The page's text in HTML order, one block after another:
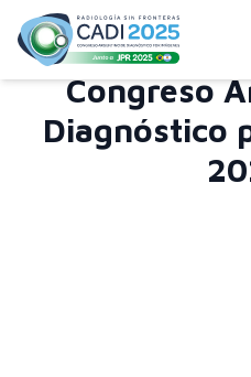
Congreso
Diagnóstico